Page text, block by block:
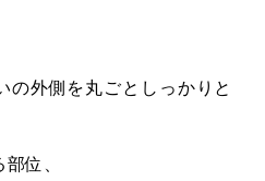
の外側を丸ごとしっかりと
位、